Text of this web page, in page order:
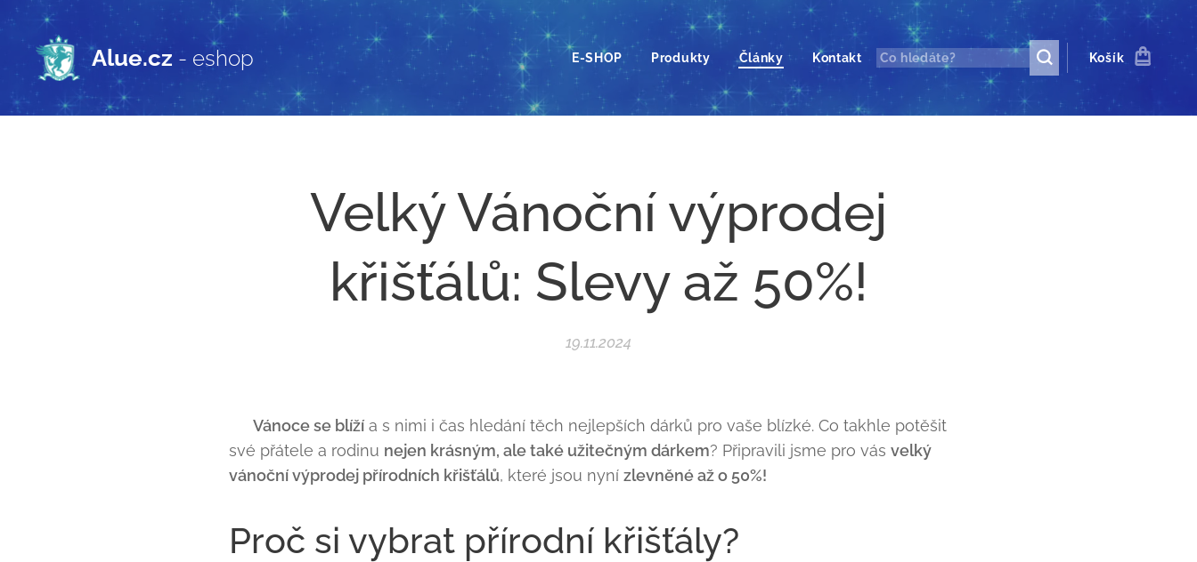
Alue.cz - eshop E-SHOP Produkty Články Kontakt Košík
Velký Vánoční výprodej
křišťálů: Slevy až 50%!
19.11.2024
Vánoce se blíží a s nimi i čas hledání těch nejlepších dárků pro vaše blízké. Co takhle potěšit
své přátele a rodinu nejen krásným, ale také užitečným dárkem? Připravili jsme pro vás velký
vánoční výprodej přírodních křišťálů, které jsou nyní zlevněné až o 50%!
Proč si vybrat přírodní křišťály?